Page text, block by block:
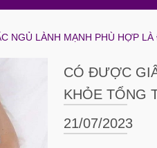
NGỦ LÀNH MẠNH PHÙ HỢP
CÓ ĐƯỢC
KHỎE TỔNG
21/07/2023